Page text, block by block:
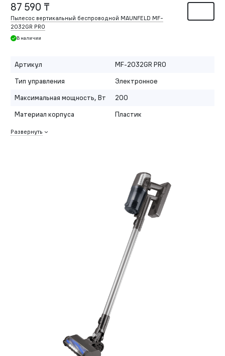
87 590 ₸
Пылесос вертикальный беспроводной MAUNFELD MF-
2032GR PRO
В наличии
Артикул
MF-2032GR PRO
Тип управления
Электронное
Максимальная мощность, Вт
200
Материал корпуса
Пластик
Развернуть